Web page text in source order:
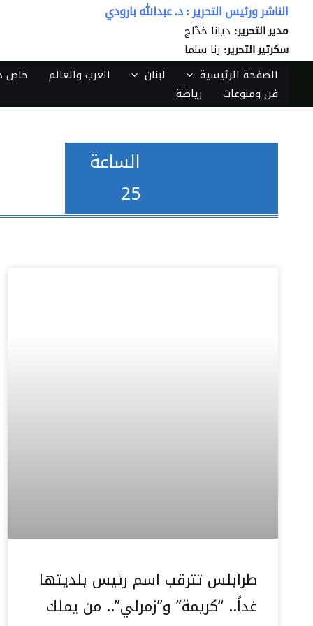
تخطي
المحتوى
الناشر ورئيس التحرير : د. عبدالله بارودي
مدير التحرير: ديانا خدّاج
سكرتير التحرير: رنا سلما
الصفحة الرئيسية لبنان العرب والعالم خاص
فن ومنوعات
رياضة
الساعة
25
طرابلس تترقب اسم رئيس بلديتها
غداً.. “كريمة” و”زمرلي”.. من يملك